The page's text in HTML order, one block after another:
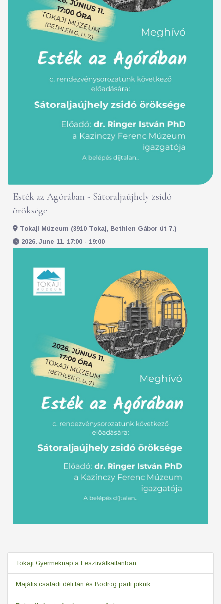
Esték az Agórában - Sátoraljaújhely zsidó
öröksége
Tokaji Múzeum (3910 Tokaj, Bethlen Gábor út 7.)
2026. June 11. 17:00 - 19:00
Tokaji Gyermeknap a Fesztiválkatlanban
Majális családi délután és Bodrog parti piknik